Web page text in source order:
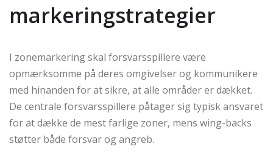
markeringstrategier
I zonemarkering skal forsvarsspillere være
opmærksomme på deres omgivelser og kommunikere
med hinanden for at sikre, at alle områder er dækket.
De centrale forsvarsspillere påtager sig typisk ansvaret
for at dække de mest farlige zoner, mens wing-backs
støtter både forsvar og angreb.